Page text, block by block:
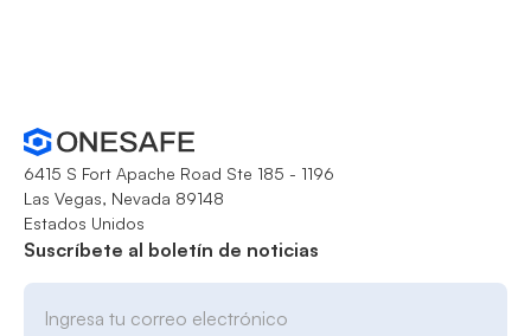
6415 S Fort Apache Road Ste 185 - 1196
Las Vegas, Nevada 89148
Estados Unidos
Suscríbete al boletín de noticias